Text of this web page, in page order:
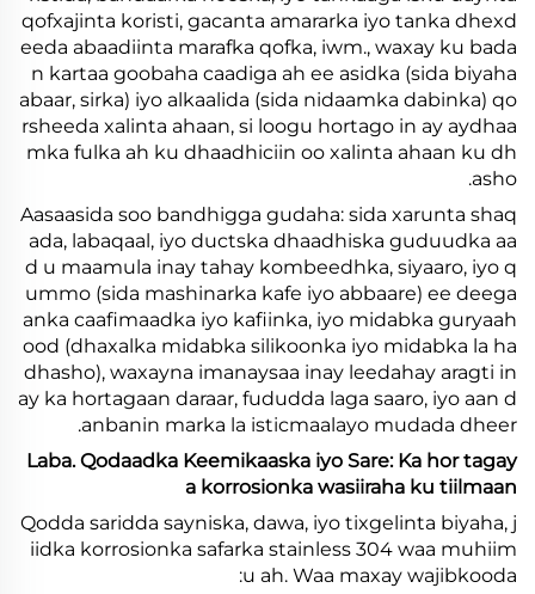
qofxajinta koristi, gacanta amararka iyo tanka dhexd
eeda abaadiinta marafka qofka, iwm., waxay ku bada
n kartaa goobaha caadiga ah ee asidka (sida biyaha
abaar, sirka) iyo alkaalida (sida nidaamka dabinka) qo
rsheeda xalinta ahaan, si loogu hortago in ay aydhaa
mka fulka ah ku dhaadhiciin oo xalinta ahaan ku dh
asho.
Aasaasida soo bandhigga gudaha: sida xarunta shaq
ada, labaqaal, iyo ductska dhaadhiska guduudka aa
d u maamula inay tahay kombeedhka, siyaaro, iyo q
ummo (sida mashinarka kafe iyo abbaare) ee deega
anka caafimaadka iyo kafiinka, iyo midabka guryaah
ood (dhaxalka midabka silikoonka iyo midabka la ha
dhasho), waxayna imanaysaa inay leedahay aragti in
ay ka hortagaan daraar, fududda laga saaro, iyo aan d
anbanin marka la isticmaalayo mudada dheer.
Laba. Qodaadka Keemikaaska iyo Sare: Ka hor tagay
a korrosionka wasiiraha ku tiilmaan
Qodda saridda sayniska, dawa, iyo tixgelinta biyaha, j
iidka korrosionka safarka stainless 304 waa muhiim
u ah. Waa maxay wajibkooda: